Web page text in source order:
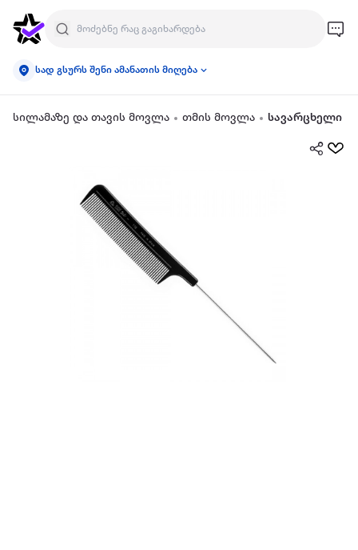
სად გსურს შენი ამანათის მიღება
სილამაზე და თავის მოვლა თმის მოვლა სავარცხელი